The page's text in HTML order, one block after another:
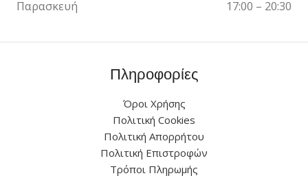
Παρασκευή
17:00 – 20:30
Πληροφορίες
Όροι Χρήσης
Πολιτική Cookies
Πολιτική Απορρήτου
Πολιτική Επιστροφών
Τρόποι Πληρωμής